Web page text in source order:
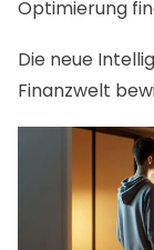
Optimierung
Die neue
Finanzwelt